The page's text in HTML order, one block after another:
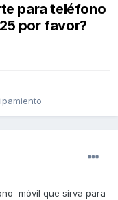
para teléfono
por favor?
móvil que sirva para